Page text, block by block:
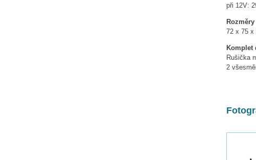
při 12V:
Rozměry
72 x 75 x
Komplet
Rušička
2